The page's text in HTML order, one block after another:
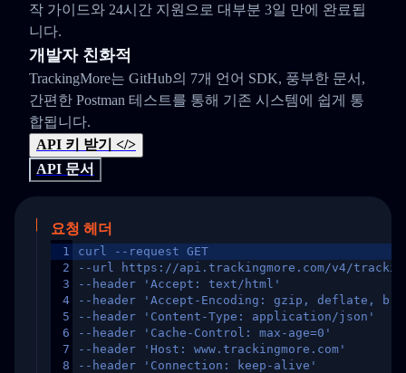
작 가이드와 24시간 지원으로 대부분 3일 만에 완료됩
니다.
개발자 친화적
TrackingMore는 GitHub의 7개 언어 SDK, 풍부한 문서,
간편한 Postman 테스트를 통해 기존 시스템에 쉽게 통
합됩니다.
API 키 받기 </>
API 문서
요청 헤더
1
2
3
4
5
6
7
8
curl --request GET
--url https://api.trackingmore.com/v4/trackings/
--header 'Accept: text/html'
--header 'Accept-Encoding: gzip, deflate,
--header 'Content-Type: application/json'
--header 'Cache-Control: max-age=0'
--header 'Host: www.trackingmore.com'
--header 'Connection: keep-alive'